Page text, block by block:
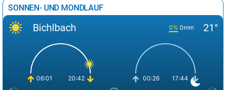
SONNEN- UND MONDLAUF
Bichlbach 0% 0mm 21°
06:01 20:42 00:26 17:44